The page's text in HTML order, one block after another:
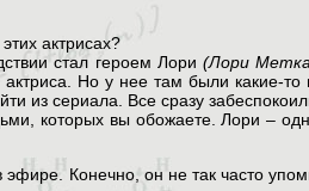
актрисах?
стал героем Лори (Лори
актриса. Но у нее там были какие-
из сериала. Все сразу
которых вы обожаете. Лори –
Конечно, он не так часто